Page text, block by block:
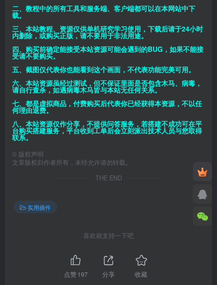
二、教程中的所有工具和服务端、客户端都可以在本网站中下
载。
三、本站教程、资源仅供单机研究学习使用，下载后请于24小时
内删除，或购买正版，请不要用于非法用途。
四、购买前确定能接受本站资源可能会遇到的BUG，如果不能接
受请不要购买。
五、截图仅代表你也能看到这个画面，不代表功能完美可用。
六、本站资源虽经过测试，但不保证里面是否包含木马、病毒，
请自行查杀，如遇病毒木马皆与本站无任何关系。
七、都是虚拟商品，付费购买后代表你已经获得本资源，不以任
何理由退费。
八、本站资源仅作分享，不提供问答服务，若搭建不成功可在平
台购买搭建服务，平台收到工单后会立刻派出技术人员与您取得
联系。
© 版权声明
文章版权归作者所有，未经允许请勿转载。
THE END
实用插件
喜欢就支持一下吧
点赞197 分享 收藏